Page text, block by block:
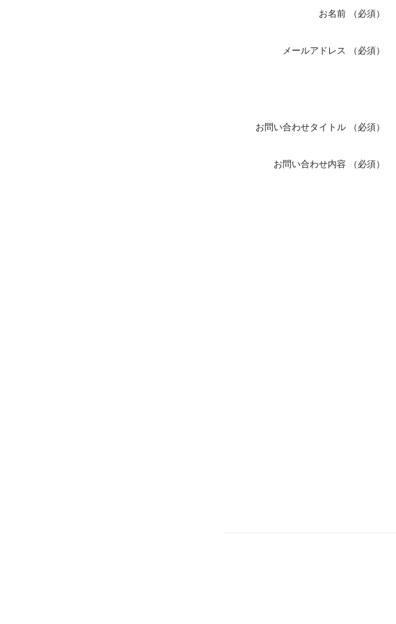
お名前 （必須）
メールアドレス （必須）
お問い合わせタイトル （必須）
お問い合わせ内容 （必須）